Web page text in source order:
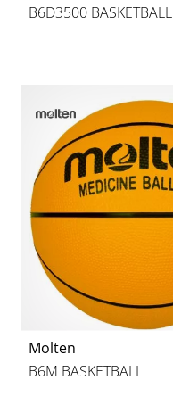
B6D3500 BASKETBALL
7
Molten
B6M BASKETBALL